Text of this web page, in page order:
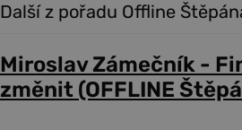
Další z pořadu Offline
Miroslav Zámečník -
změnit (OFFLINE